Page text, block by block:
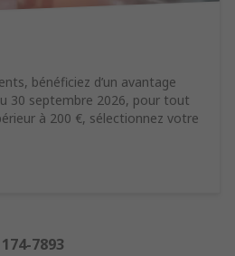
bénéficiez d’un avantage
30 septembre 2026, pour tout
à 200 €, sélectionnez votre
174-7893